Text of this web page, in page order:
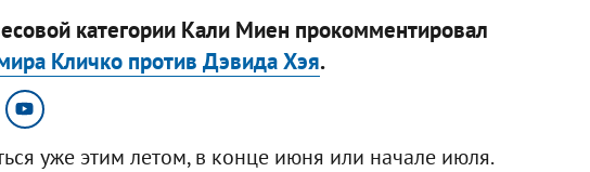
категории Кали Миен прокомментировал
Кличко против Дэвида Хэя.
уже этим летом, в конце июня или начале июля.